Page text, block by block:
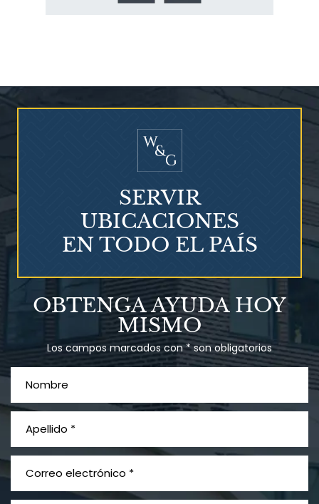
¿Quién corre el riesgo de
Talco en polvo
Ovary cancer
¿Qué es el mesotelioma?
OBTENGA AYUDA HOY
MISMO
Los campos marcados con * son obligatorios
SERVIR
UBICACIONES
EN TODO EL PAÍS